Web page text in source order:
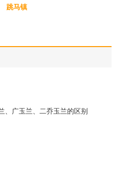
跳马镇
、广玉兰、二乔玉兰的区别